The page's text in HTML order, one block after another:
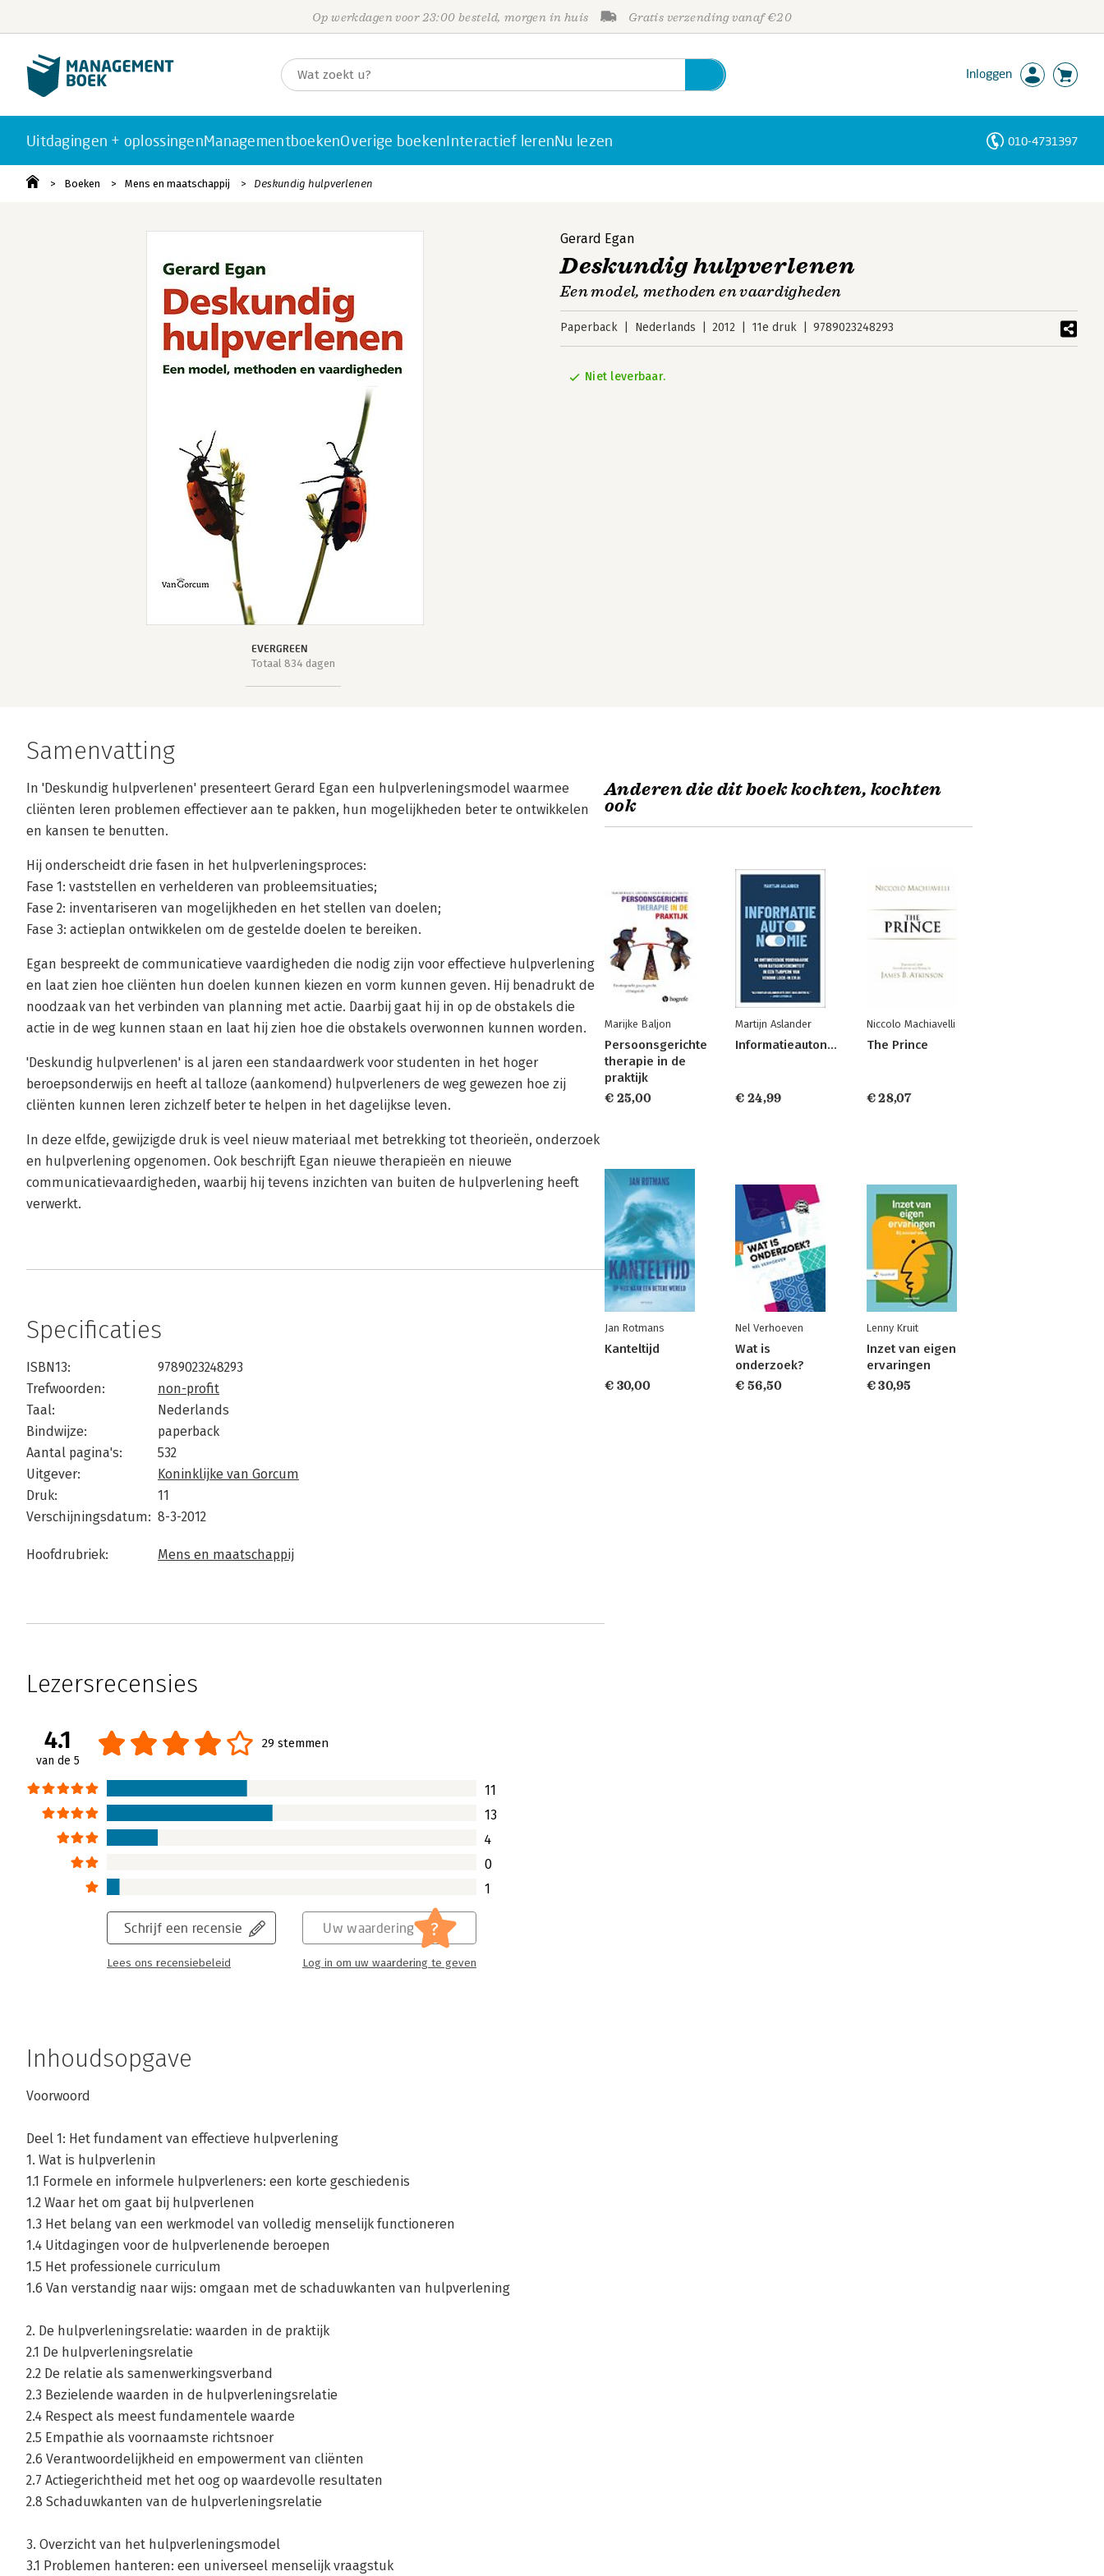
Op werkdagen voor 23:00 besteld, morgen in huis Gratis verzending vanaf €20
Inloggen
Uitdagingen + oplossingenManagementboekenOverige boekenInteractief lerenNu lezen 010-4731397
Boeken Mens en maatschappij Deskundig hulpverlenen
EVERGREEN
Totaal 834 dagen
Gerard Egan
Deskundig hulpverlenen
Een model, methoden en vaardigheden
Paperback Nederlands 2012 11e druk 9789023248293
Niet leverbaar.
Samenvatting
In 'Deskundig hulpverlenen' presenteert Gerard Egan een hulpverleningsmodel waarmee
cliënten leren problemen effectiever aan te pakken, hun mogelijkheden beter te ontwikkelen
en kansen te benutten.
Hij onderscheidt drie fasen in het hulpverleningsproces:
Fase 1: vaststellen en verhelderen van probleemsituaties;
Fase 2: inventariseren van mogelijkheden en het stellen van doelen;
Fase 3: actieplan ontwikkelen om de gestelde doelen te bereiken.
Egan bespreekt de communicatieve vaardigheden die nodig zijn voor effectieve hulpverlening
en laat zien hoe cliënten hun doelen kunnen kiezen en vorm kunnen geven. Hij benadrukt de
noodzaak van het verbinden van planning met actie. Daarbij gaat hij in op de obstakels die
actie in de weg kunnen staan en laat hij zien hoe die obstakels overwonnen kunnen worden.
'Deskundig hulpverlenen' is al jaren een standaardwerk voor studenten in het hoger
beroepsonderwijs en heeft al talloze (aankomend) hulpverleners de weg gewezen hoe zij
cliënten kunnen leren zichzelf beter te helpen in het dagelijkse leven.
In deze elfde, gewijzigde druk is veel nieuw materiaal met betrekking tot theorieën, onderzoek
en hulpverlening opgenomen. Ook beschrijft Egan nieuwe therapieën en nieuwe
communicatievaardigheden, waarbij hij tevens inzichten van buiten de hulpverlening heeft
verwerkt.
Specificaties
ISBN13:
9789023248293
Trefwoorden:
non-profit
Taal:
Nederlands
Bindwijze:
paperback
Aantal pagina's:
532
Uitgever:
Koninklijke van Gorcum
Druk:
11
Verschijningsdatum: 8-3-2012
Hoofdrubriek: Mens en maatschappij
Lezersrecensies
4.1
van de 5
29 stemmen
11
13
4
0
1
Schrijf een recensie
Lees ons recensiebeleid
Uw waardering ?
Log in om uw waardering te geven
Inhoudsopgave
Voorwoord
Deel 1: Het fundament van effectieve hulpverlening
1. Wat is hulpverlenin
1.1 Formele en informele hulpverleners: een korte geschiedenis
1.2 Waar het om gaat bij hulpverlenen
1.3 Het belang van een werkmodel van volledig menselijk functioneren
1.4 Uitdagingen voor de hulpverlenende beroepen
1.5 Het professionele curriculum
1.6 Van verstandig naar wijs: omgaan met de schaduwkanten van hulpverlening
2. De hulpverleningsrelatie: waarden in de praktijk
2.1 De hulpverleningsrelatie
2.2 De relatie als samenwerkingsverband
2.3 Bezielende waarden in de hulpverleningsrelatie
2.4 Respect als meest fundamentele waarde
2.5 Empathie als voornaamste richtsnoer
2.6 Verantwoordelijkheid en empowerment van cliënten
2.7 Actiegerichtheid met het oog op waardevolle resultaten
2.8 Schaduwkanten van de hulpverleningsrelatie
3. Overzicht van het hulpverleningsmodel
3.1 Problemen hanteren: een universeel menselijk vraagstuk
Anderen die dit boek kochten, kochten
ook
Marijke Baljon
Persoonsgerichte
therapie in de
praktijk
€ 25,00
Martijn Aslander
Informatieautonomie
€ 24,99
Niccolo Machiavelli
The Prince
€ 28,07
Jan Rotmans
Kanteltijd
€ 30,00
Nel Verhoeven
Wat is
onderzoek?
€ 56,50
Lenny Kruit
Inzet van eigen
ervaringen
€ 30,95
Personen